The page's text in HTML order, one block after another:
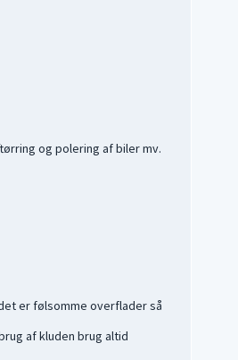
og polering af biler mv.
er følsomme overflader så
af kluden brug altid